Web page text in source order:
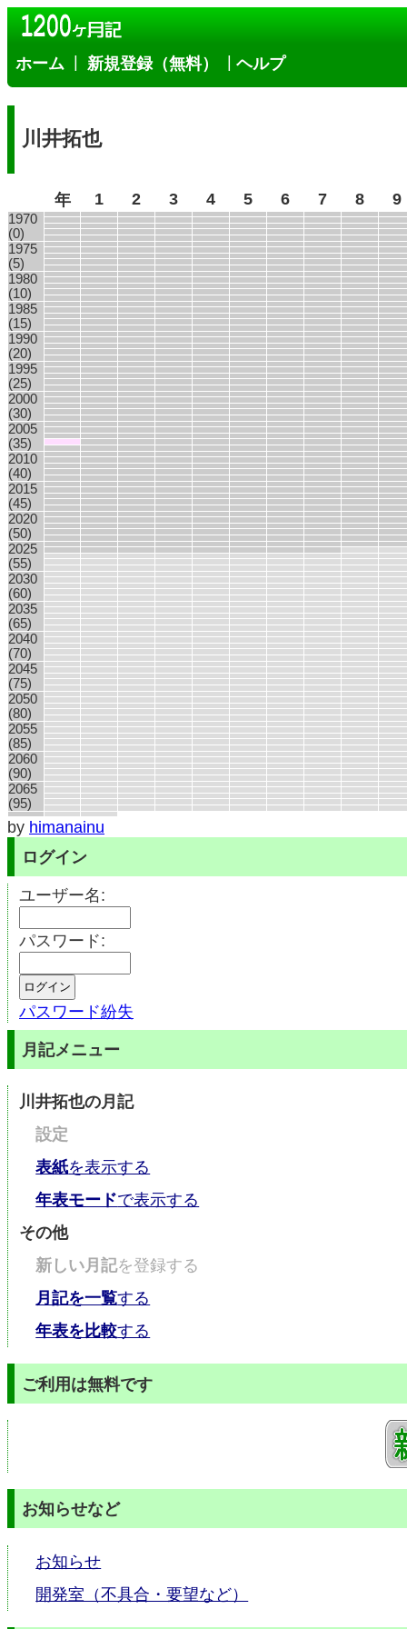
ホーム | 新規登録（無料） |ヘルプ
川井拓也
年 1 2 3 4 5 6 7 8 9
1970
(0)
1975
(5)
1980
(10)
1985
(15)
1990
(20)
1995
(25)
2000
(30)
2005
(35)
2010
(40)
2015
(45)
2020
(50)
2025
(55)
2030
(60)
2035
(65)
2040
(70)
2045
(75)
2050
(80)
2055
(85)
2060
(90)
2065
(95)
by himanainu
ログイン
ユーザー名:
パスワード:
パスワード紛失
月記メニュー
川井拓也の月記
設定
表紙を表示する
年表モードで表示する
その他
新しい月記を登録する
月記を一覧する
年表を比較する
ご利用は無料です
お知らせなど
お知らせ
開発室（不具合・要望など）